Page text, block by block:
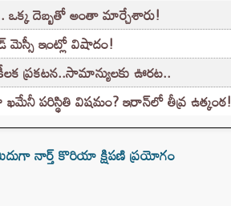
ఒక్క దెబ్బతో అంతా మార్చేశారు!
మెస్సీ ఇంట్లో విషాదం!
ప్రకటన..సామాన్యులకు ఊరట..
పరిస్థితి విషమం? ఇరాన్‌లో తీవ్ర ఉత్కంఠ!
నార్త్ కొరియా క్షిపణి ప్రయోగం